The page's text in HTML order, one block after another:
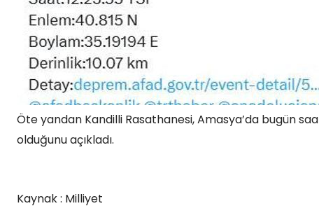
Öte yandan Kandilli Rasathanesi, Amasya’da bugün
olduğunu açıkladı.
Kaynak : Milliyet